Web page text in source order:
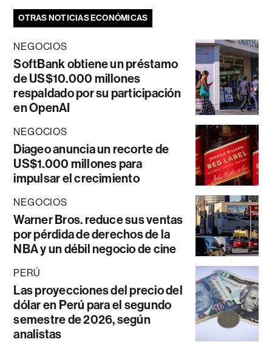
OTRAS NOTICIAS ECONÓMICAS
NEGOCIOS
SoftBank obtiene un préstamo
de US$10.000 millones
respaldado por su participación
en OpenAI
NEGOCIOS
Diageo anuncia un recorte de
US$1.000 millones para
impulsar el crecimiento
NEGOCIOS
Warner Bros. reduce sus ventas
por pérdida de derechos de la
NBA y un débil negocio de cine
PERÚ
Las proyecciones del precio del
dólar en Perú para el segundo
semestre de 2026, según
analistas